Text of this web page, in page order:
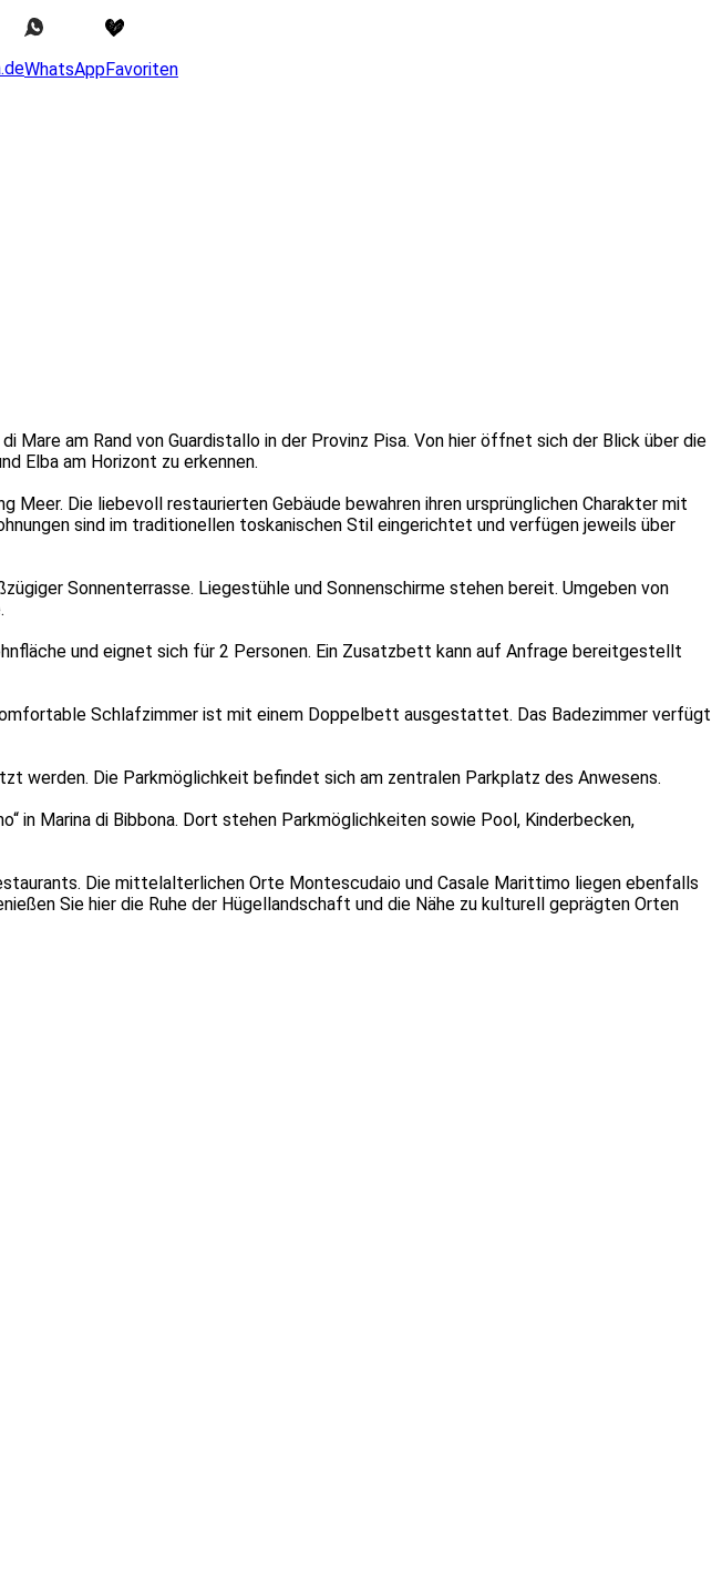
WhatsAppFavoriten
am Rand von Guardistallo in der Provinz Pisa. Von hier öffnet sich der Blick über die
Elba am Horizont zu erkennen.
Meer. Die liebevoll restaurierten Gebäude bewahren ihren ursprünglichen Charakter mit
sind im traditionellen toskanischen Stil eingerichtet und verfügen jeweils über
Sonnenterrasse. Liegestühle und Sonnenschirme stehen bereit. Umgeben von
und eignet sich für 2 Personen. Ein Zusatzbett kann auf Anfrage bereitgestellt
Schlafzimmer ist mit einem Doppelbett ausgestattet. Das Badezimmer verfügt
werden. Die Parkmöglichkeit befindet sich am zentralen Parkplatz des Anwesens.
in Marina di Bibbona. Dort stehen Parkmöglichkeiten sowie Pool, Kinderbecken,
Die mittelalterlichen Orte Montescudaio und Casale Marittimo liegen ebenfalls
Sie hier die Ruhe der Hügellandschaft und die Nähe zu kulturell geprägten Orten